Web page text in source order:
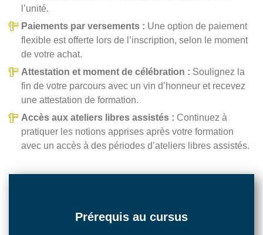
l’unité.
Paiements par versements : Une option de paiement
flexible est offerte lors de l’inscription, selon le moment
de votre achat.
Attestation et moment de célébration : Soulignez la
fin de votre parcours avec un vin d’honneur et recevez
une attestation de formation.
Accès aux ateliers libres assistés : Continuez à
pratiquer les notions apprises après votre formation
avec un accès à des périodes d’ateliers libres assistés.
Prérequis au cursus